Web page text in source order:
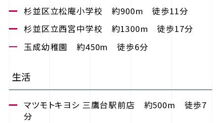
杉並区立松庵小学校 約900m 徒歩11分
杉並区立西宮中学校 約1300m 徒歩17分
玉成幼稚園 約450m 徒歩6分
生活
マツモトキヨシ 三鷹台駅前店 約500m 徒歩7
分